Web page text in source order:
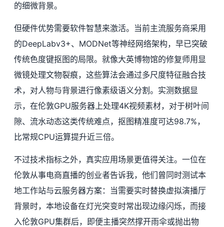
的细微背景。
但硬件优势需要软件智慧来激活。当前主流服务商采用
的DeepLabv3+、MODNet等神经网络架构，早已突破
传统色度键抠图的局限。就像大英博物馆的修复师用显
微镜处理文物裂痕，这些算法会通过多尺度特征融合技
术，对人物与背景进行像素级语义分割。实测数据显
示，在伦敦GPU服务器上处理4K视频素材，对于树叶间
隙、流水动态这类传统难点，抠图精准度可达98.7%，
比常规CPU运算提升近三倍。
不过技术指标之外，真实应用场景更值得关注。一位在
伦敦从事电商直播的创业者告诉我，他们曾同时测试本
地工作站与云服务器方案：当需要实时替换虚拟演播厅
背景时，本地设备在灯光突变时常出现边缘闪烁，而接
入伦敦GPU集群后，即便主播突然撑开雨伞或抛出物